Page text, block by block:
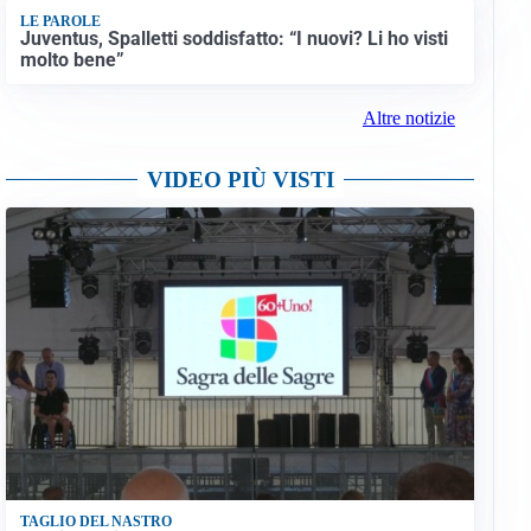
LE PAROLE
Juventus, Spalletti soddisfatto: “I nuovi? Li ho visti
molto bene”
Altre notizie
VIDEO PIÙ VISTI
TAGLIO DEL NASTRO